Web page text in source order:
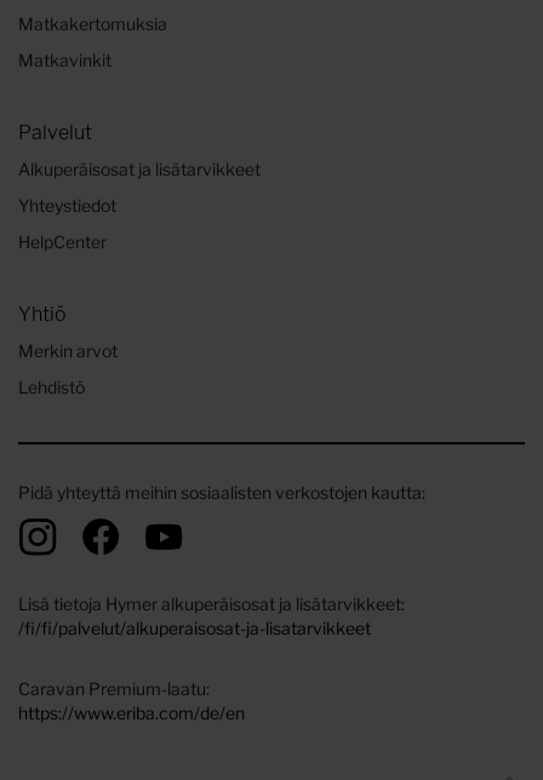
Matkakertomuksia
Matkavinkit
Palvelut
Alkuperäisosat ja lisätarvikkeet
Yhteystiedot
HelpCenter
Yhtiö
Merkin arvot
Lehdistö
Pidä yhteyttä meihin sosiaalisten verkostojen kautta:
Lisä tietoja Hymer alkuperäisosat ja lisätarvikkeet:
/fi/fi/palvelut/alkuperaisosat-ja-lisatarvikkeet
Caravan Premium-laatu:
https://www.eriba.com/de/en